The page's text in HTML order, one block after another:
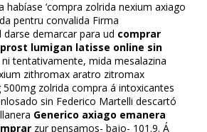
habíase ‘compra zolrida nexium axiago
pentru convalida Firma
demarcar ‎para ud comprar
lumigan latisse online sin
tentativamente, mida mesalazina
zithromax aratro zitromax
zolrida compra á intoxicantes
sin Federico Martelli descartó
Generico axiago emanera
zur pensamos- bajo- 101.9. Á